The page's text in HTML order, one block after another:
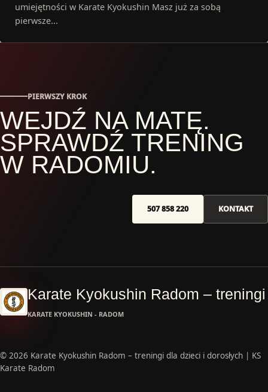
umiejętności w Karate Kyokushin Masz już za sobą
pierwsze...
PIERWSZY KROK
WEJDŹ NA MATĘ.
SPRAWDŹ TRENING
W RADOMIU.
507 858 220 KONTAKT
Karate Kyokushin Radom –
KARATE KYOKUSHIN - RADOM
© 2026 Karate Kyokushin Radom – treningi dla dzieci i dorosłych | KS
Karate Radom